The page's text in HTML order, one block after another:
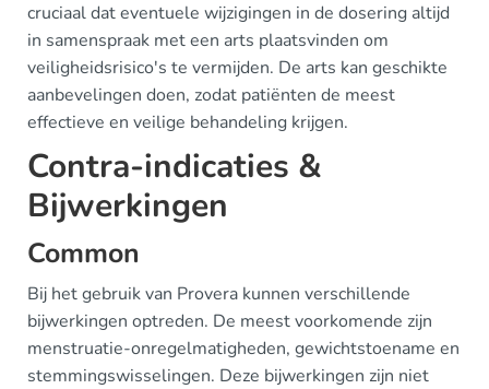
cruciaal dat eventuele wijzigingen in de dosering altijd
in samenspraak met een arts plaatsvinden om
veiligheidsrisico's te vermijden. De arts kan geschikte
aanbevelingen doen, zodat patiënten de meest
effectieve en veilige behandeling krijgen.
Contra-indicaties &
Bijwerkingen
Common
Bij het gebruik van Provera kunnen verschillende
bijwerkingen optreden. De meest voorkomende zijn
menstruatie-onregelmatigheden, gewichtstoename en
stemmingswisselingen. Deze bijwerkingen zijn niet